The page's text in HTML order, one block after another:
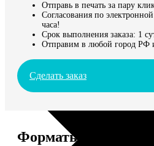
Отправь в печать за пару
Согласования по
часа!
Срок выполнения заказа: 1
Отправим в любой город РФ
Сделать заказ
Форматы и цены